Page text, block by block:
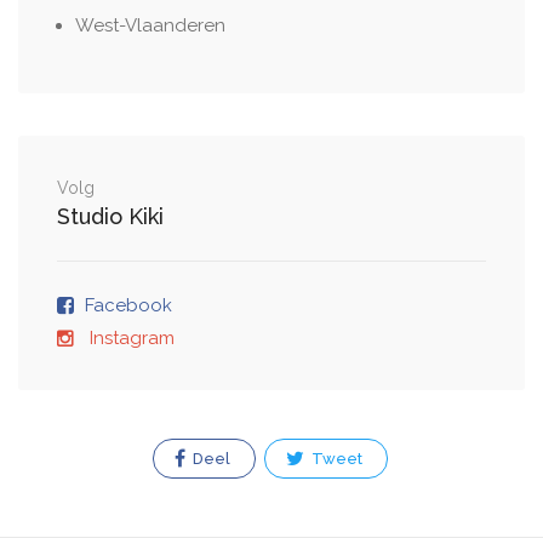
West-Vlaanderen
Volg
Studio Kiki
Facebook
Instagram
Deel Tweet